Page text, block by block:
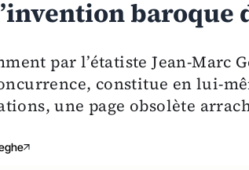
baroque
par l’étatiste Jean-Marc
constitue en lui-
une page obsolète